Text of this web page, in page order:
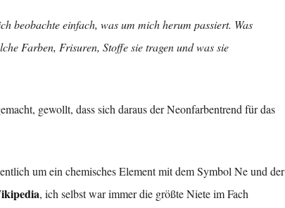
beobachte einfach, was um mich herum passiert. Was
Farben, Frisuren, Stoffe sie tragen und was sie
gewollt, dass sich daraus der Neonfarbentrend für das
um ein chemisches Element mit dem Symbol Ne und der
, ich selbst war immer die größte Niete im Fach